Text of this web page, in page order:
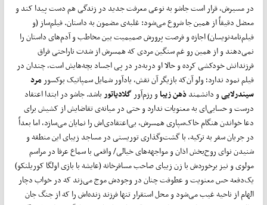
در مسیرش، قرار است جاشو به نوعی معرفت جدید در زندگی هم دست پیدا کند و
معضل دقیقاً از همین جا شروع می‌شود: غلبه‌ی مضمون به داستان. فیلم‌ساز (و
فیلم‌نامه‌نویسان) اجازه و فرصت پرورش صمیمیت بین مخاطب و آدم‌های داستان را
نمی‌دهند و از همین رو غم سنگین مردی که همسرش از شدت ناراحتی فراق
فرزندانش خودکشی کرده و حالا او در‌به‌در در پی اجساد بچه‌هایش است، چندان در
فیلم نمود ندارد؛ ولو آن‌که بازیگر آن نقش، یادآور شمایل سمپاتیک بوکسور مرد
سیندرلاییو دانشمندذهن زیباو رزم‌آور گلادیاتورباشد. جاشو در ابتدا اعتقاد
درست و حسابی‌ای به معنویات ندارد و حتی در میانه‌ی تقاضایش از کشیش برای
دعا خواندن هنگام خاک‌سپاری همسرش، بی‌اعتقادی‌اش را نمایان می‌سازد، اما بعداً
در جریان سفر به ترکیه، با گشت‌وگذاری توریستی در مساجد زیبای این منطقه و
شنیدن نوای روح‌بخش اذان و مواجهه‌های خیالی/ واقعی با سماع عرفا در مراسم
مولوی و نیز برخوردش با زن زیبای صاحب مسافرخانه (عایشه با بازی اولگا کوریلنکو)
یک‌دفعه حس معنویت و عطوفت چنان در وجودش موج می‌زند که در خواب دچار
الهام از ناحیه غیب می‌شود و محل استقرار تنها فرزند زنده‌اش را که از جنگ جان